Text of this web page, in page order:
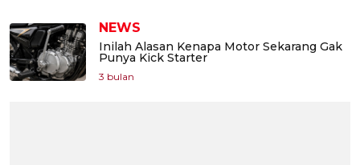
NEWS
Inilah Alasan Kenapa Motor Sekarang Gak
Punya Kick Starter
3 bulan